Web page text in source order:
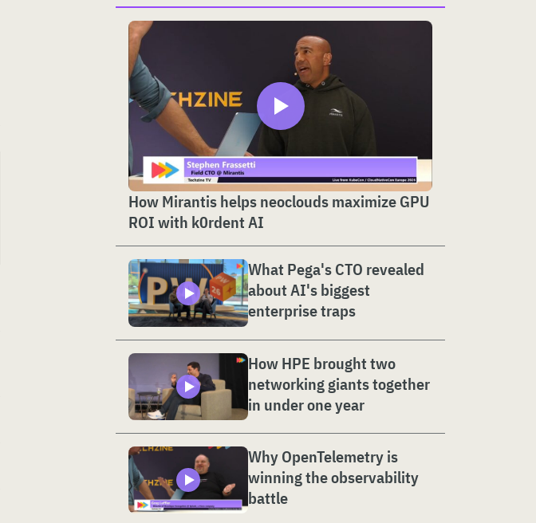
How Mirantis helps neoclouds maximize GPU
ROI with k0rdent AI
What Pega's CTO revealed
about AI's biggest
enterprise traps
How HPE brought two
networking giants together
in under one year
Why OpenTelemetry is
winning the observability
battle